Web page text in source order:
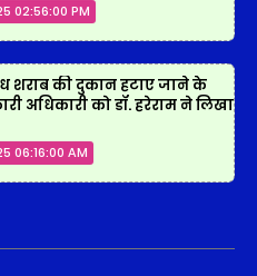
02:56:00 PM
शराब की दुकान हटाए जाने के
अधिकारी को डॉ. हरेराम ने लिखा
06:16:00 AM